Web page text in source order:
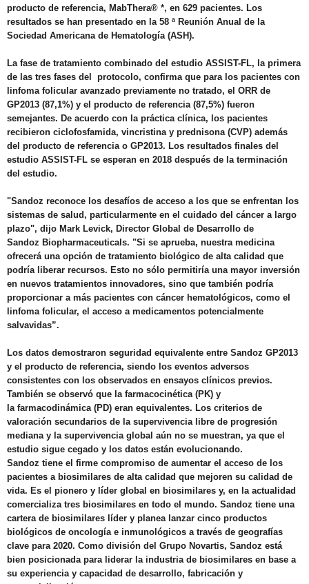
producto de referencia, MabThera® *, en 629 pacientes. Los
resultados se han presentado en la 58 ª Reunión Anual de la
Sociedad Americana de Hematología (ASH).
La fase de tratamiento combinado del estudio ASSIST-FL, la primera
de las tres fases del protocolo, confirma que para los pacientes con
linfoma folicular avanzado previamente no tratado, el ORR de
GP2013 (87,1%) y el producto de referencia (87,5%) fueron
semejantes. De acuerdo con la práctica clínica, los pacientes
recibieron ciclofosfamida, vincristina y prednisona (CVP) además
del producto de referencia o GP2013. Los resultados finales del
estudio ASSIST-FL se esperan en 2018 después de la terminación
del estudio.
"Sandoz reconoce los desafíos de acceso a los que se enfrentan los
sistemas de salud, particularmente en el cuidado del cáncer a largo
plazo", dijo Mark Levick, Director Global de Desarrollo de
Sandoz Biopharmaceuticals. "Si se aprueba, nuestra medicina
ofrecerá una opción de tratamiento biológico de alta calidad que
podría liberar recursos. Esto no sólo permitiría una mayor inversión
en nuevos tratamientos innovadores, sino que también podría
proporcionar a más pacientes con cáncer hematológicos, como el
linfoma folicular, el acceso a medicamentos potencialmente
salvavidas”.
Los datos demostraron seguridad equivalente entre Sandoz GP2013
y el producto de referencia, siendo los eventos adversos
consistentes con los observados en ensayos clínicos previos.
También se observó que la farmacocinética (PK) y
la farmacodinámica (PD) eran equivalentes. Los criterios de
valoración secundarios de la supervivencia libre de progresión
mediana y la supervivencia global aún no se muestran, ya que el
estudio sigue cegado y los datos están evolucionando.
Sandoz tiene el firme compromiso de aumentar el acceso de los
pacientes a biosimilares de alta calidad que mejoren su calidad de
vida. Es el pionero y líder global en biosimilares y, en la actualidad
comercializa tres biosimilares en todo el mundo. Sandoz tiene una
cartera de biosimilares líder y planea lanzar cinco productos
biológicos de oncología e inmunológicos a través de geografías
clave para 2020. Como división del Grupo Novartis, Sandoz está
bien posicionada para liderar la industria de biosimilares en base a
su experiencia y capacidad de desarrollo, fabricación y